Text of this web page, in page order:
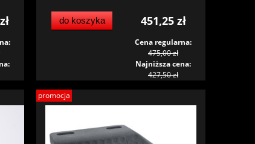
451,25 zł
Cena regularna:
475,00 zł
Najniższa cena:
427,50 zł
do koszyka
promocja